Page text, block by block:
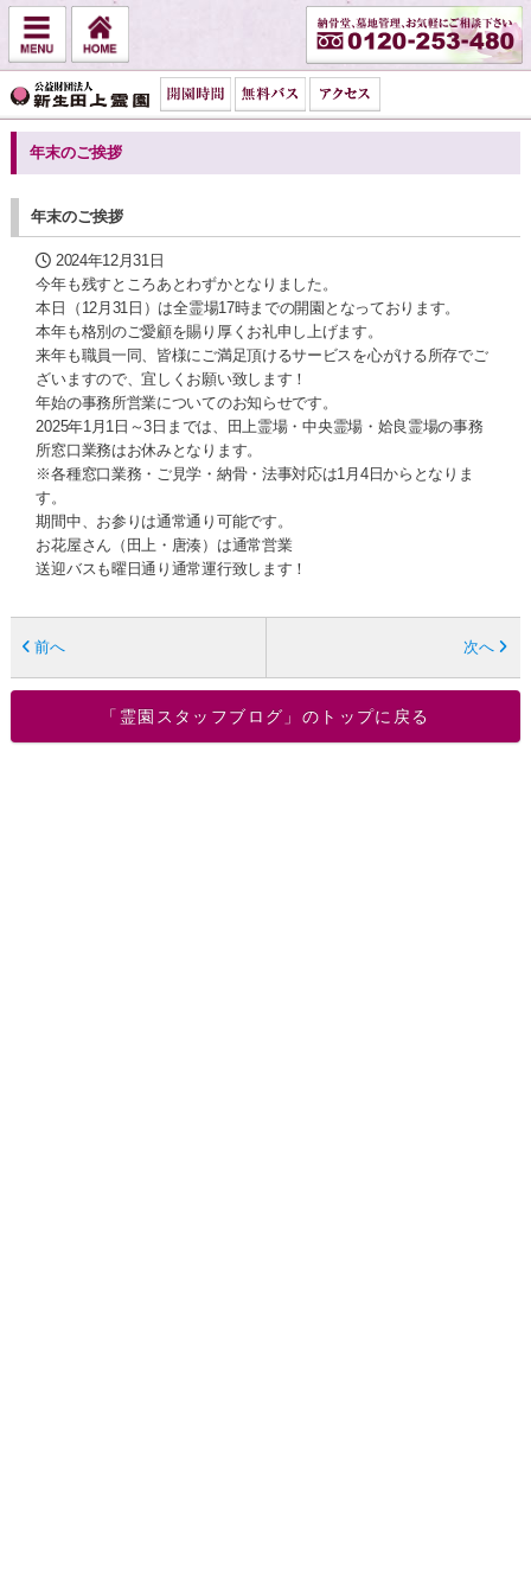
年末のご挨拶
年末のご挨拶
2024年12月31日
今年も残すところあとわずかとなりました。
本日（12月31日）は全霊場17時までの開園となっております。
本年も格別のご愛顧を賜り厚くお礼申し上げます。
来年も職員一同、皆様にご満足頂けるサービスを心がける所存でご
ざいますので、宜しくお願い致します！
年始の事務所営業についてのお知らせです。
2025年1月1日～3日までは、田上霊場・中央霊場・姶良霊場の事務
所窓口業務はお休みとなります。
※各種窓口業務・ご見学・納骨・法事対応は1月4日からとなりま
す。
期間中、お参りは通常通り可能です。
お花屋さん（田上・唐湊）は通常営業
送迎バスも曜日通り通常運行致します！
前へ 次へ
「霊園スタッフブログ」のトップに戻る